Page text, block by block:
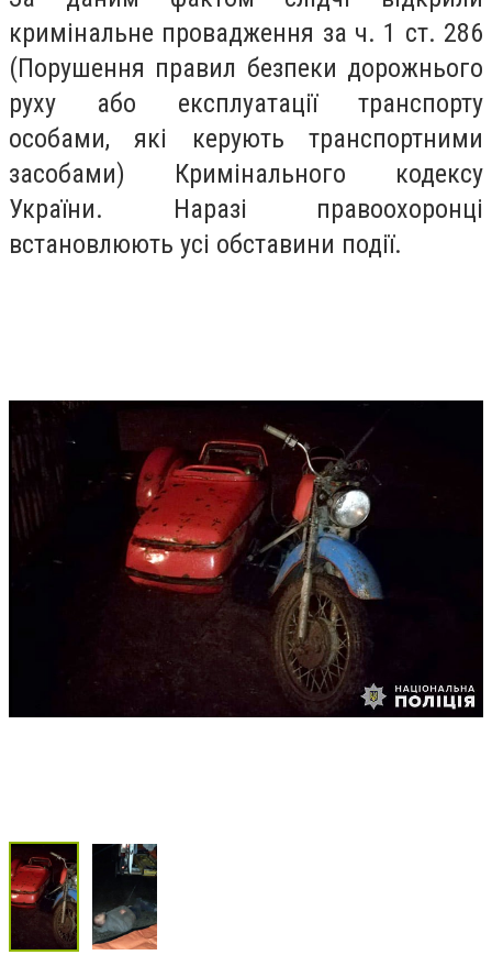
кримінальне провадження за ч. 1 ст. 286
(Порушення правил безпеки дорожнього
руху або експлуатації транспорту
особами, які керують транспортними
засобами) Кримінального кодексу
України. Наразі правоохоронці
встановлюють усі обставини події.